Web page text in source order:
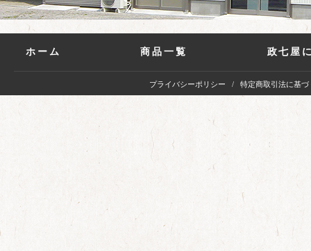
ホーム 商品一覧 政七屋
プライバシーポリシー 特定商取引法に基づ